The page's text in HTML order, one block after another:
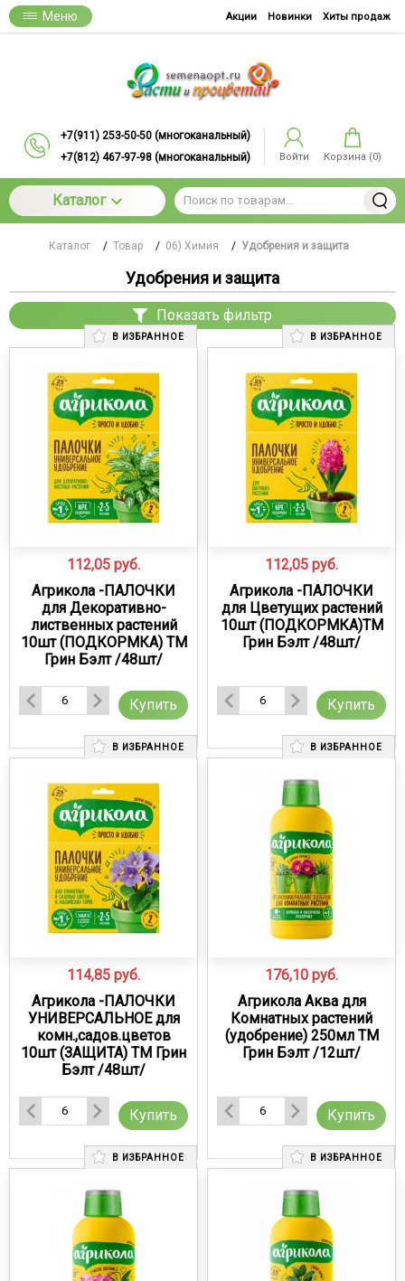
Меню Акции Новинки Хиты продаж
+7(911) 253-50-50 (многоканальный)
+7(812) 467-97-98 (многоканальный)
Войти Корзина (0)
Каталог
Каталог / Товар / 06) Химия / Удобрения и защита
Удобрения и защита
Показать фильтр
В ИЗБРАННОЕ
112,05 руб.
Агрикола -ПАЛОЧКИ
для Декоративно-
лиственных растений
10шт (ПОДКОРМКА) ТМ
Грин Бэлт /48шт/
Купить
В ИЗБРАННОЕ
112,05 руб.
Агрикола -ПАЛОЧКИ
для Цветущих растений
10шт (ПОДКОРМКА)ТМ
Грин Бэлт /48шт/
Купить
В ИЗБРАННОЕ
114,85 руб.
Агрикола -ПАЛОЧКИ
УНИВЕРСАЛЬНОЕ для
комн.,садов.цветов
10шт (ЗАЩИТА) ТМ Грин
Бэлт /48шт/
Купить
В ИЗБРАННОЕ
176,10 руб.
Агрикола Аква для
Комнатных растений
(удобрение) 250мл ТМ
Грин Бэлт /12шт/
Купить
В ИЗБРАННОЕ В ИЗБРАННОЕ